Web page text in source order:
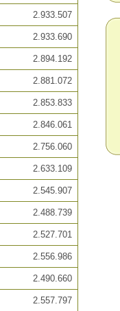
2.933.507
2.933.690
2.894.192
2.881.072
2.853.833
2.846.061
2.756.060
2.633.109
2.545.907
2.488.739
2.527.701
2.556.986
2.490.660
2.557.797